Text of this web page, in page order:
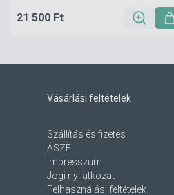
21 500 Ft
Vásárlási feltételek
Szállítás és fizetés
ÁSZF
Impresszum
Jogi nyilatkozat
Felhasználási feltételek